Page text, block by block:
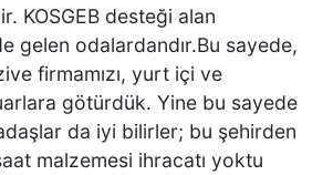
DENİZLİ’NİN İLÇESİNDE KAR
YAĞIŞI BAŞLADI
KOSGEB desteği alan
gelen odalardandır.Bu sayede,
firmamızı, yurt içi ve
götürdük. Yine bu sayede
da iyi bilirler; bu şehirden
malzemesi ihracatı yoktu